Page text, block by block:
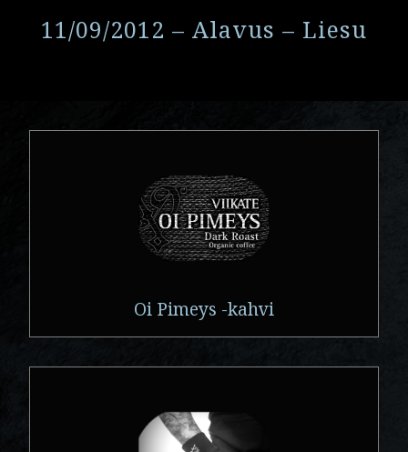
11/09/2012 – Alavus – Liesu
Oi Pimeys -kahvi